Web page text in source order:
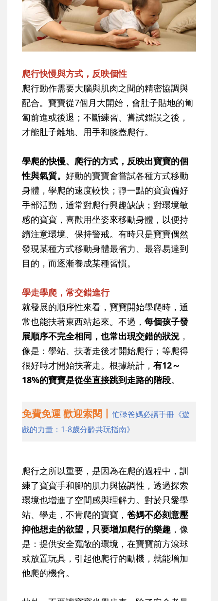
爬行快慢與方式，反映個性
爬行動作需要大腦與肌肉之間的精密協調與
配合。寶寶從7個月大開始，會肚子貼地的匍
匐前進或後退；不斷練習、嘗試錯誤之後，
才能肚子離地、用手和膝蓋爬行。
學爬的快慢、爬行的方式，反映出寶寶的個
性與氣質。 好動的寶寶會嘗試各種方式移動
身體，學爬的速度較快；靜一點的寶寶偏好
手部活動，通常對爬行興趣缺缺；對環境敏
感的寶寶，喜歡用坐姿來移動身體，以便持
續注意環境、保持警戒。有時只是寶寶偶然
發現某種方式移動身體最省力、最容易達到
目的，而逐漸養成某種習慣。
學走學爬，常交錯進行
就發展的順序性來看，寶寶開始學爬時，通
常也能扶著東西站起來。不過， 每個孩子發
展順序不完全相同，也常出現交錯的狀況 ，
像是：學站、扶著走後才開始爬行；等爬得
很好時才開始扶著走。根據統計， 有12～
18%的寶寶是從坐直接跳到走路的階段。
免費免運 歡迎索閱丨忙碌爸媽必讀手冊《遊
戲的力量：1-8歲分齡共玩指南》
爬行之所以重要，是因為在爬的過程中，訓
練了寶寶手和腳的肌力與協調性，透過探索
環境也增進了空間感與理解力。對於只愛學
站、學走，不肯爬的寶寶， 爸媽不必刻意壓
抑他想走的欲望，只要增加爬行的樂趣 ，像
是：提供安全寬敞的環境，在寶寶前方滾球
或放置玩具，引起他爬行的動機，就能增加
他爬的機會。